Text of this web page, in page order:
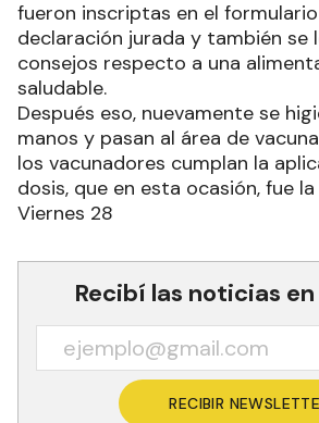
fueron inscriptas en el
declaración jurada y también se
consejos respecto a una
saludable.
Después eso, nuevamente se
manos y pasan al área de
los vacunadores cumplan la
dosis, que en esta ocasión, fue
Viernes 28
Recibí las noticias
RECIBIR